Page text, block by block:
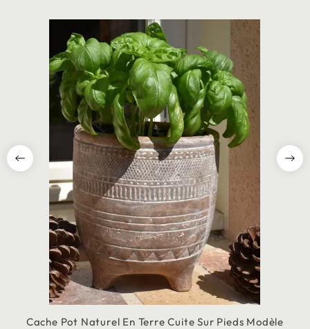
Cache Pot Naturel En Terre Cuite Sur Pieds Modèle